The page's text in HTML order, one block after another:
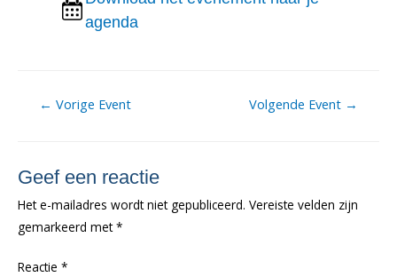
agenda
Berichtnavigatie
← Vorige Event Volgende Event →
Geef een reactie
Het e-mailadres wordt niet gepubliceerd. Vereiste velden zijn
gemarkeerd met*
Reactie *